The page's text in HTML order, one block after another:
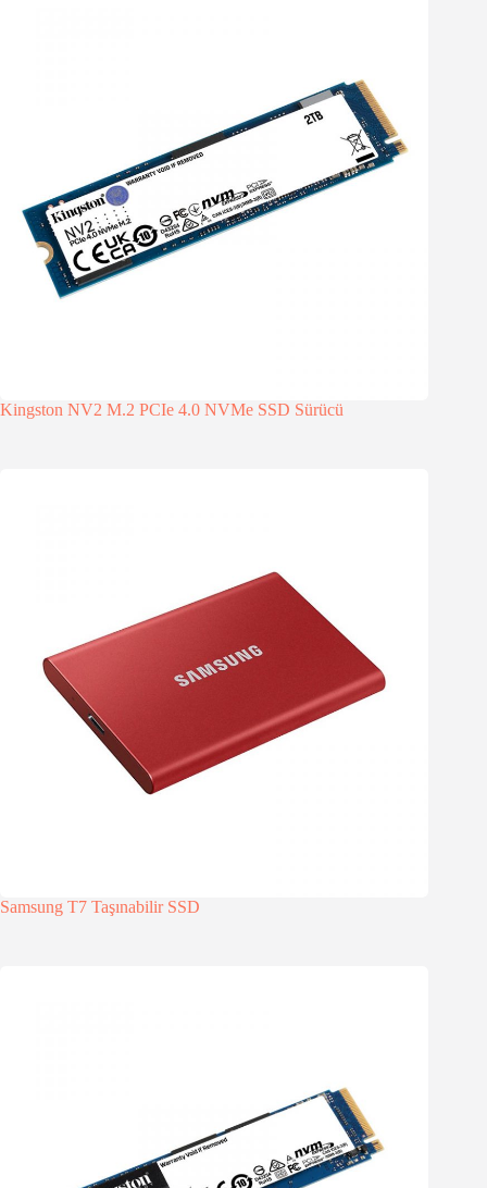
Kingston NV2 M.2 PCIe 4.0 NVMe SSD Sürücü
Samsung T7 Taşınabilir SSD